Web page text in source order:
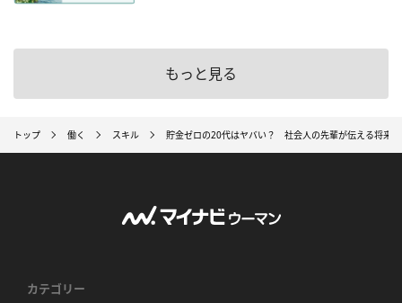
もっと見る
トップ 働く スキル 貯金ゼロの20代はヤバい？ 社会人の先輩が伝える将来
カテゴリー